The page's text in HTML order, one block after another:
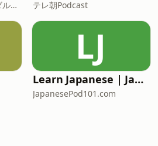
結婚したい乙女たちのアダルトーク テレ朝Podcast
LJ
Learn Japanese | JapanesePod101.com (Audio)
JapanesePod101.com